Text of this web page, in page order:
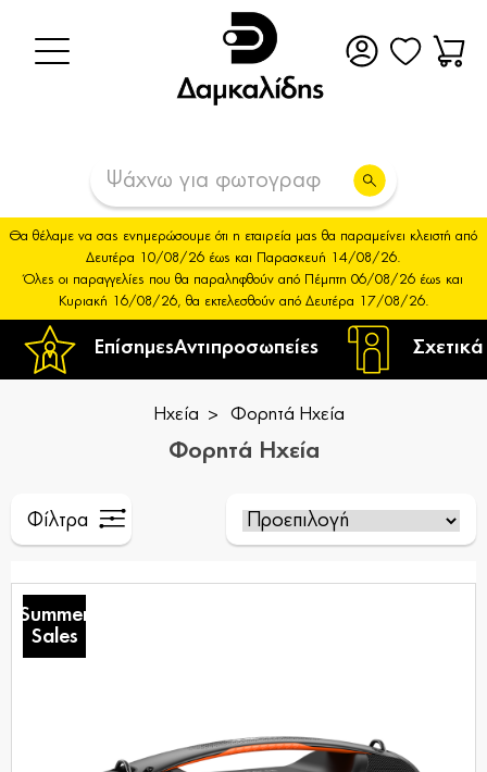
ΕπίσημεςΑντιπροσωπείες
Θα θέλαμε να σας ενημερώσουμε ότι η εταιρεία μας θα παραμείνει κλειστή από
Δευτέρα 10/08/26 έως και Παρασκευή 14/08/26.
Όλες οι παραγγελίες που θα παραληφθούν από Πέμπτη 06/08/26 έως και
Κυριακή 16/08/26, θα εκτελεσθούν από Δευτέρα 17/08/26.
Ηχεία Φορητά Ηχεία
Φορητά Ηχεία
Φίλτρα
Summer
Sales